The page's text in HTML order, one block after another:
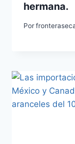
hermana.
Por